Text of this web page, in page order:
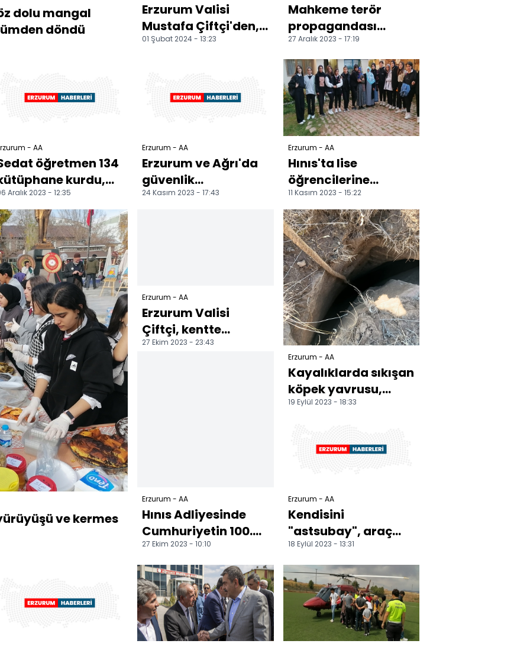
dolu mangal
döndü
Erzurum Valisi
Mustafa Çiftçi'den,
Tarım ve Orman İl
01 Şubat 2024 - 13:23
Mahkeme terör
propagandası
yapan zanlının
"Sosyal medyada
Türk bayrağı payl...
27 Aralık 2023 - 17:19
- AA
öğretmen 134
kurdu,
okula kitap
Aralık 2023 - 12:35
Erzurum - AA
Erzurum ve Ağrı'da
güvenlik
güçlerinden
24 Kasım 2023 - 17:43
Erzurum - AA
Hınıs'ta lise
öğrencilerine
değerler eğitimi
veriliyor
11 Kasım 2023 - 15:22
ve kermes
Erzurum - AA
Erzurum Valisi
Çiftçi, kentte
eğitimdeki
27 Ekim 2023 - 23:43
Erzurum - AA
Hınıs Adliyesinde
Cumhuriyetin 100.
yılı etkinliği
27 Ekim 2023 - 10:10
Erzurum - AA
Kayalıklarda sıkışan
köpek yavrusu,
annesinin dikkat
19 Eylül 2023 - 18:33
Erzurum - AA
Kendisini
"astsubay", araç
sahibini "dayısı"
olarak tanıtıp
dolandırıcılık...
18 Eylül 2023 - 13:31